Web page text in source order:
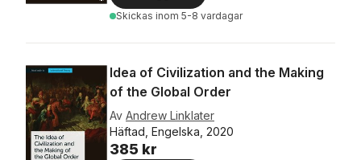
Skickas inom 5-8 vardagar
Idea of Civilization and the Making
of the Global Order
Av Andrew Linklater
Häftad, Engelska, 2020
385 kr